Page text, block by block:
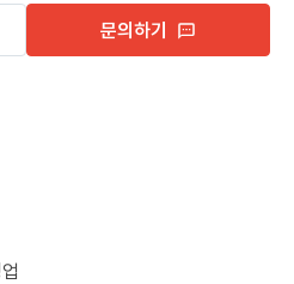
문의하기